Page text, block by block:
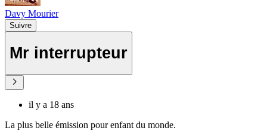
Davy Mourier
Suivre
Mr interrupteur
il y a 18 ans
La plus belle émission pour enfant du monde.